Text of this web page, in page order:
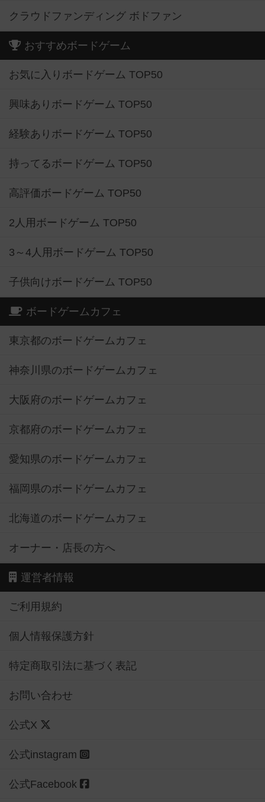
クラウドファンディング ボドファン
おすすめボードゲーム
お気に入りボードゲーム TOP50
興味ありボードゲーム TOP50
経験ありボードゲーム TOP50
持ってるボードゲーム TOP50
高評価ボードゲーム TOP50
2人用ボードゲーム TOP50
3～4人用ボードゲーム TOP50
子供向けボードゲーム TOP50
ボードゲームカフェ
東京都のボードゲームカフェ
神奈川県のボードゲームカフェ
大阪府のボードゲームカフェ
京都府のボードゲームカフェ
愛知県のボードゲームカフェ
福岡県のボードゲームカフェ
北海道のボードゲームカフェ
オーナー・店長の方へ
運営者情報
ご利用規約
個人情報保護方針
特定商取引法に基づく表記
お問い合わせ
公式X
公式instagram
公式Facebook